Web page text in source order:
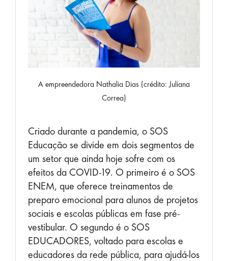
A empreendedora Nathalia Dias (crédito: Juliana
Correa)
Criado durante a pandemia, o SOS
Educação se divide em dois segmentos de
um setor que ainda hoje sofre com os
efeitos da COVID-19. O primeiro é o SOS
ENEM, que oferece treinamentos de
preparo emocional para alunos de projetos
sociais e escolas públicas em fase pré-
vestibular. O segundo é o SOS
EDUCADORES, voltado para escolas e
educadores da rede pública, para ajudá-los